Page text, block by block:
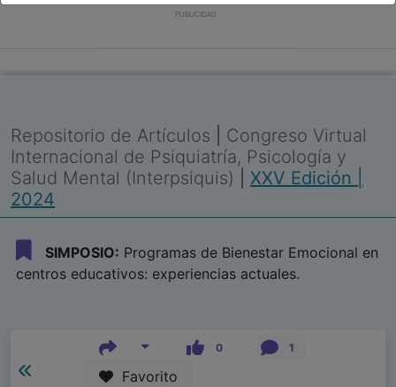
PUBLICIDAD
Repositorio de Artículos
Congreso Virtual
Internacional de Psiquiatría, Psicología y
Salud Mental (Interpsiquis)
XXV Edición |
2024
SIMPOSIO: Programas de Bienestar Emocional en
centros educativos: experiencias actuales.
0 1
Favorito